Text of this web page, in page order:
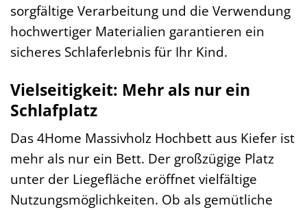
sorgfältige Verarbeitung und die Verwendung
hochwertiger Materialien garantieren ein
sicheres Schlaferlebnis für Ihr Kind.
Vielseitigkeit: Mehr als nur ein
Schlafplatz
Das 4Home Massivholz Hochbett aus Kiefer ist
mehr als nur ein Bett. Der großzügige Platz
unter der Liegefläche eröffnet vielfältige
Nutzungsmöglichkeiten. Ob als gemütliche